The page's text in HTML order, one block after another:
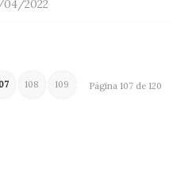
04/2022
Página 107 de 120
108 109